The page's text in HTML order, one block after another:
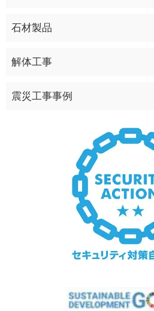
石材製品
解体工事
震災工事事例